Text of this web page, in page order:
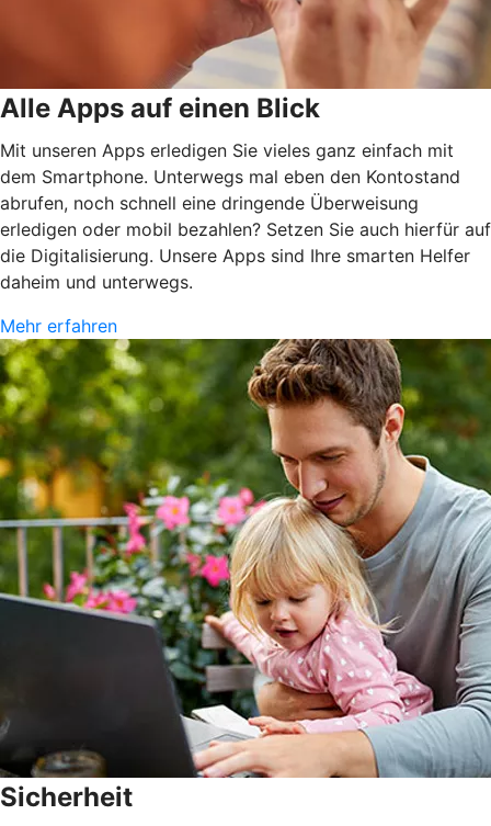
Alle Apps auf einen Blick
Mit unseren Apps erledigen Sie vieles ganz einfach mit
dem Smartphone. Unterwegs mal eben den Kontostand
abrufen, noch schnell eine dringende Überweisung
erledigen oder mobil bezahlen? Setzen Sie auch hierfür auf
die Digitalisierung. Unsere Apps sind Ihre smarten Helfer
daheim und unterwegs.
Mehr erfahren
Sicherheit